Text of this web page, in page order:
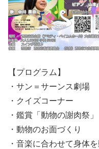
【プログラム】
・サン＝サーンス劇場
・クイズコーナー
・鑑賞「動物の謝肉祭」
・動物のお面づくり
・音楽に合わせて身体